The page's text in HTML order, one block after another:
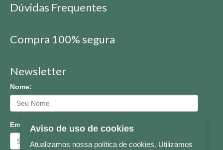
Dúvidas Frequentes
Compra 100% segura
Newsletter
Nome:
Email: Aviso de uso de cookies
Atualizamos nossa política de cookies. Utilizamos